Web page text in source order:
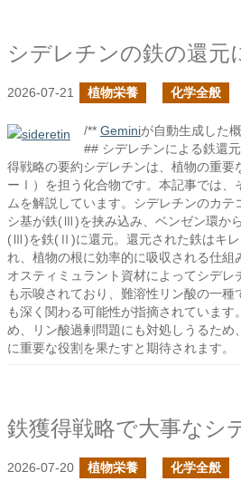
シデレチンの鉄の還元
2026-07-21 植物栄養 化学全般
/** Geminiが自動生成した
## シデレチンによる鉄還
得戦略の要約シデレチンは、植物の重要
ーⅠ）を担う化合物です。本記事では、
ムを解説しています。シデレチンのカテ
シ基が鉄(Ⅲ)を挟み込み、ベンゼン環か
(Ⅲ)を鉄(Ⅱ)に還元。還元された鉄はキレ
れ、植物の根に効率的に吸収される仕組
オスティミュラント資材によってシデレ
も示唆されており、難溶性リン酸の一種
も深く関わる可能性が指摘されています
め、リン酸過剰問題にも対処しうるため
に重要な役割を果たすと期待されます。
2026-07-20 植物栄養 化学全般